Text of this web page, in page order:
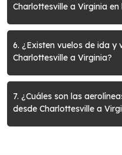
Charlottesville a Virginia en
6. ¿Existen vuelos de ida
Charlottesville a Virginia?
7. ¿Cuáles son las
desde Charlottesville a